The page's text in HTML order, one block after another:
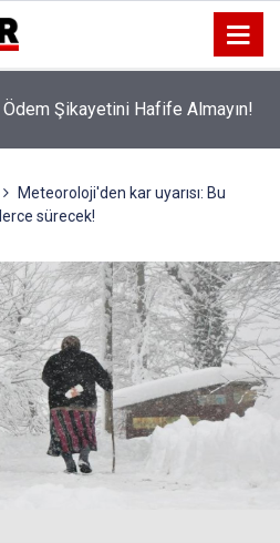
Ödem Şikayetini Hafife Almayın!
Meteoroloji'den kar uyarısı: Bu
sürecek!